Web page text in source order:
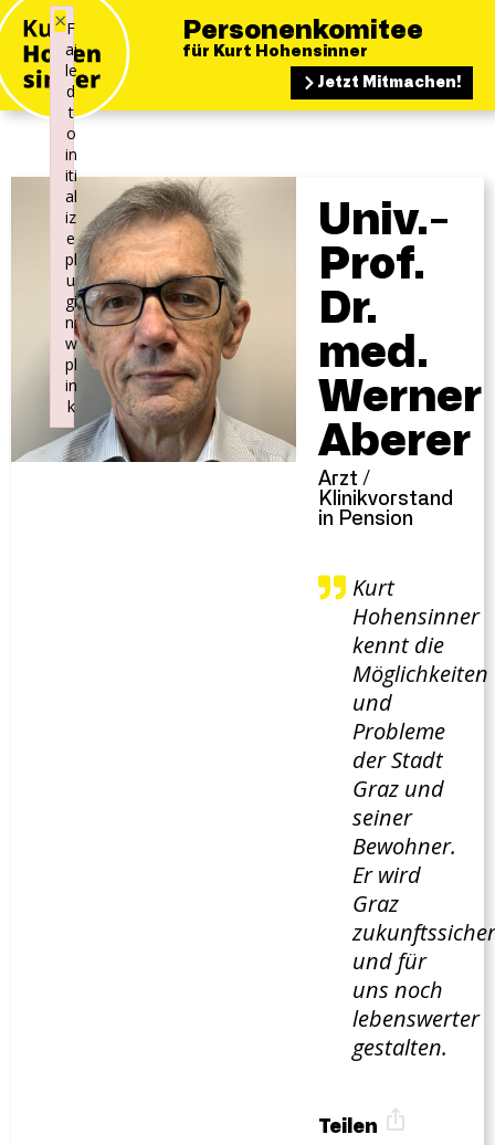
Personenkomitee
für Kurt Hohensinner
Jetzt Mitmachen!
Univ.-
Prof.
Dr.
med.
Werner
Aberer
Arzt /
Klinikvorstand
in Pension
Kurt
Hohensinner
kennt die
Möglichkeiten
und
Probleme
der Stadt
Graz und
seiner
Bewohner.
Er wird
Graz
und für
uns noch
lebenswerter
gestalten.
Teilen
F
ai
le
d
t
o
in
iti
al
iz
e
pl
u
gi
n:
w
pl
in
k
×
Failed to initialize plugin: wplink